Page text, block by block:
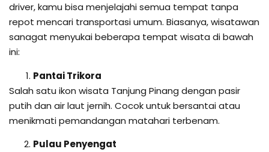
driver, kamu bisa menjelajahi semua tempat tanpa
repot mencari transportasi umum. Biasanya, wisatawan
sanagat menyukai beberapa tempat wisata di bawah
ini:
Pantai Trikora
Salah satu ikon wisata Tanjung Pinang dengan pasir
putih dan air laut jernih. Cocok untuk bersantai atau
menikmati pemandangan matahari terbenam.
Pulau Penyengat